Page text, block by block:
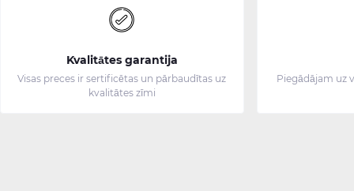
Kvalitātes garantija
Visas preces ir sertificētas un pārbaudītas uz
kvalitātes zīmi
Piegādājam uz